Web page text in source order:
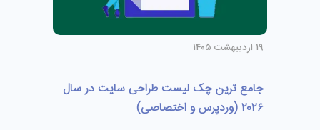
۱۹ اردیبهشت ۱۴۰۵
جامع ترین چک لیست طراحی سایت در سال
۲۰۲۶ (وردپرس و اختصاصی)